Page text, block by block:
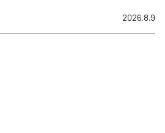
2026.8.9